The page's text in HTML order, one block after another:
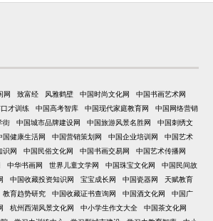
网 致富经 风雅鹤壁 中国时尚文化网
中国书画艺术网
才训练 中国高考智库 中国现代家庭教育网
中国网络营销
街 中国城市品牌建设网 中国旅游风景名胜网
中国刺绣文
国健康生活网 中国营销策划网 中国企业培训网
中国艺术
识网 中国民俗文化网 中国书画交易网
中国艺术传播网
中华书画网 世界儿童文学网 中国珠宝文化网
中国民间故
中国收藏投资知识网 宝宝成长网 中国瓷器网
天赋教育
教育趋势研究 中国收藏证书查询网 中国酒文化网
中国广
杭州西湖风景文化网 中小学生作文大全
中国茶文化网